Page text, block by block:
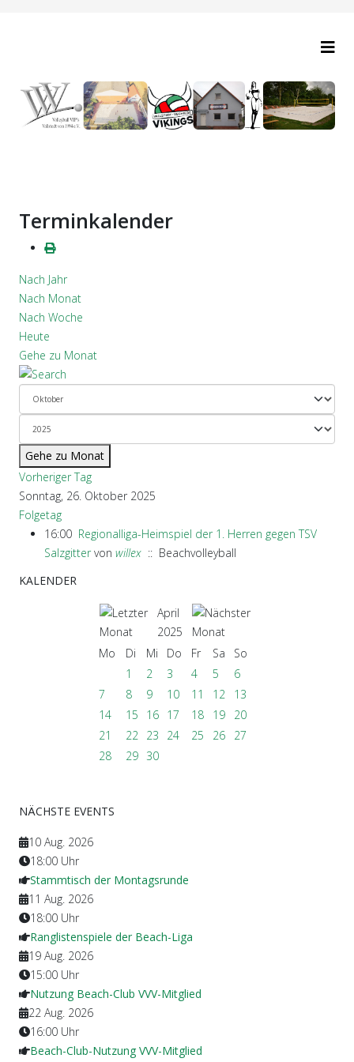
Terminkalender
Nach Jahr
Nach Monat
Nach Woche
Heute
Gehe zu Monat
Gehe zu Monat
Vorheriger Tag
Sonntag, 26. Oktober 2025
Folgetag
16:00 Regionalliga-Heimspiel der 1. Herren gegen TSV
Salzgittervon willex :: Beachvolleyball
KALENDER
April
2025
Mo
Di Mi Do Fr Sa
So
1
2 3 4 5
6
7
8 9 10 11 12
13
14
15 16 17 18 19
20
21
22 23 24 25 26
27
28
29 30
NÄCHSTE EVENTS
10 Aug. 2026
18:00 Uhr
Stammtisch der Montagsrunde
11 Aug. 2026
18:00 Uhr
Ranglistenspiele der Beach-Liga
19 Aug. 2026
15:00 Uhr
Nutzung Beach-Club VVV-Mitglied
22 Aug. 2026
16:00 Uhr
Beach-Club-Nutzung VVV-Mitglied